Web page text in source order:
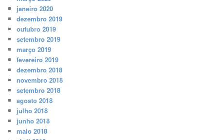
janeiro 2020
dezembro 2019
outubro 2019
setembro 2019
março 2019
fevereiro 2019
dezembro 2018
novembro 2018
setembro 2018
agosto 2018
julho 2018
junho 2018
maio 2018